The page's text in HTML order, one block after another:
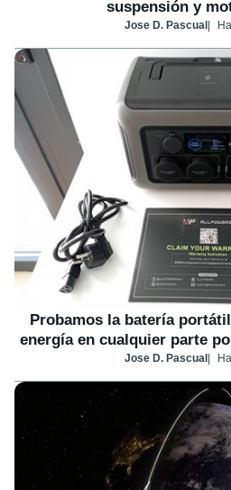
suspensión y
Jose D. Pascual
Probamos la batería
energía en cualquier parte
Jose D. Pascual